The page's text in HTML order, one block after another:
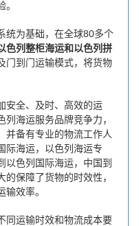
统为基础，在全球80多个
色列整柜海运和以色列拼
门到门运输模式，将货物
安全、及时、高效的运
海运服务品牌竞争力，
并备有专业的物流工作人
际海运，以色列海运专
以色列国际海运，中国到
保障了货物的时效性，
效率。
同运输时效和物流成本要